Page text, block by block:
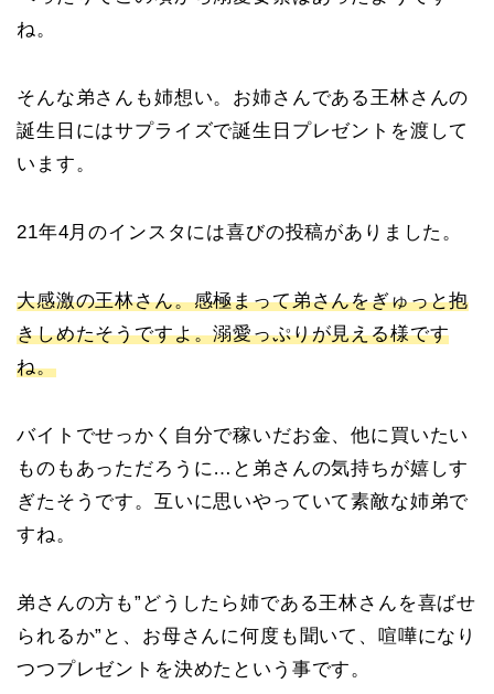
ね。
そんな弟さんも姉想い。お姉さんである王林さんの
誕生日にはサプライズで誕生日プレゼントを渡して
います。
21年4月のインスタには喜びの投稿がありました。
大感激の王林さん。感極まって弟さんをぎゅっと抱
きしめたそうですよ。溺愛っぷりが見える様です
ね。
バイトでせっかく自分で稼いだお金、他に買いたい
ものもあっただろうに…と弟さんの気持ちが嬉しす
ぎたそうです。互いに思いやっていて素敵な姉弟で
すね。
弟さんの方も”どうしたら姉である王林さんを喜ばせ
られるか”と、お母さんに何度も聞いて、喧嘩になり
つつプレゼントを決めたという事です。